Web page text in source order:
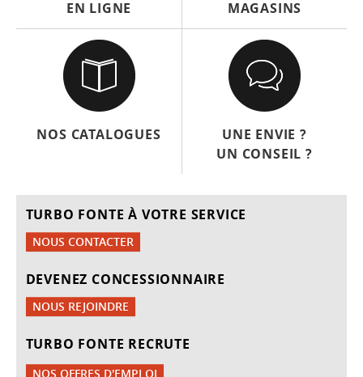
EN LIGNE
MAGASINS
NOS CATALOGUES
UNE ENVIE ?
UN CONSEIL ?
TURBO FONTE À VOTRE SERVICE
NOUS CONTACTER
DEVENEZ CONCESSIONNAIRE
NOUS REJOINDRE
TURBO FONTE RECRUTE
NOS OFFRES D'EMPLOI